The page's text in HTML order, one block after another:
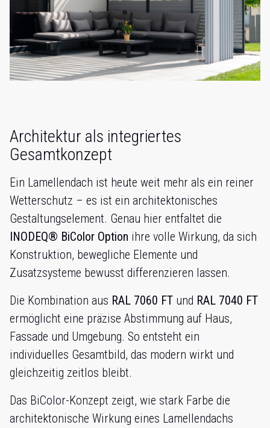
Architektur als integriertes
Gesamtkonzept
Ein Lamellendach ist heute weit mehr als ein reiner
Wetterschutz – es ist ein architektonisches
Gestaltungselement. Genau hier entfaltet die
INODEQ® BiColor Option ihre volle Wirkung, da sich
Konstruktion, bewegliche Elemente und
Zusatzsysteme bewusst differenzieren lassen.
Die Kombination aus RAL 7060 FT und RAL 7040 FT
ermöglicht eine präzise Abstimmung auf Haus,
Fassade und Umgebung. So entsteht ein
individuelles Gesamtbild, das modern wirkt und
gleichzeitig zeitlos bleibt.
Das BiColor-Konzept zeigt, wie stark Farbe die
architektonische Wirkung eines Lamellendachs